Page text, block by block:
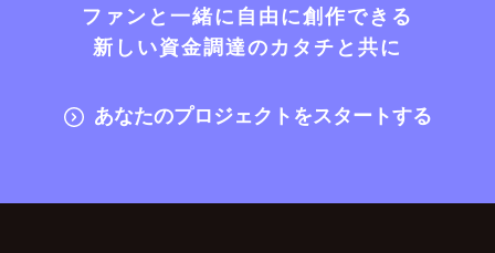
ファンと一緒に自由に創作できる
新しい資金調達のカタチと共に
あなたのプロジェクトをスタートする